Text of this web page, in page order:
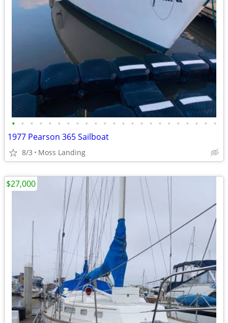
• • • • • • • • • • • • • • • • • • • • • • •
1977 Pearson 365 Sailboat
8/3 Moss Landing
$27,000